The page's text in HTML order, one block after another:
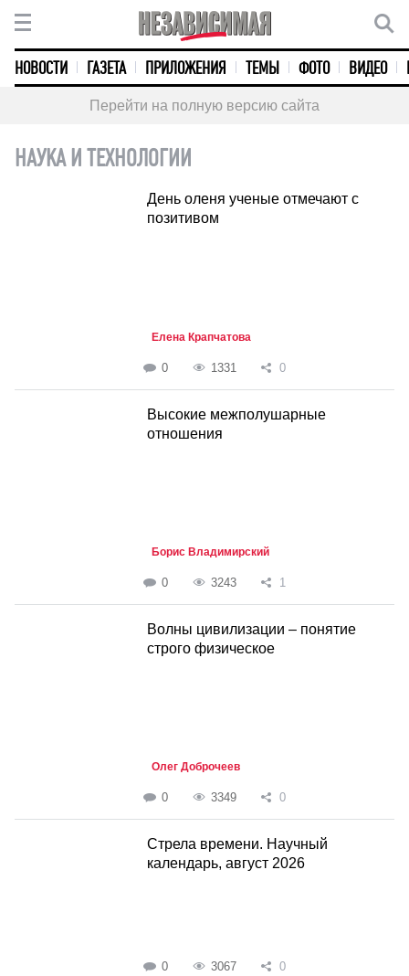
НОВОСТИ ГАЗЕТА ПРИЛОЖЕНИЯ ТЕМЫ ФОТО ВИДЕО
Перейти на полную версию сайта
НАУКА И ТЕХНОЛОГИИ
День оленя ученые отмечают с
позитивом
Елена Крапчатова
0 1331 0
Высокие межполушарные
отношения
Борис Владимирский
0 3243 1
Волны цивилизации – понятие
строго физическое
Олег Доброчеев
0 3349 0
Стрела времени. Научный
календарь, август 2026
0 3067 0